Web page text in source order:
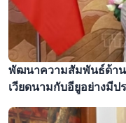
พัฒนาความสัมพันธ์ด้าน
เวียดนามกับอียูอย่างมีป